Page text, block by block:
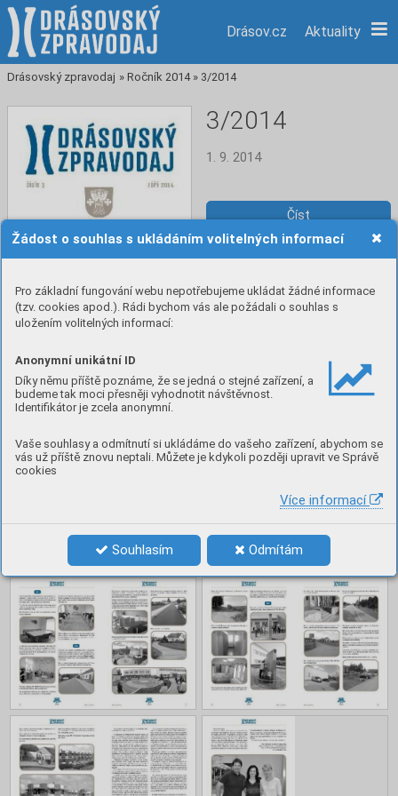
Žádost o souhlas s ukládáním volitelných informací
Pro základní fungování webu nepotřebujeme ukládat žádné informace
(tzv. cookies apod.). Rádi bychom vás ale požádali o souhlas s
uložením volitelných informací:
Anonymní unikátní ID
Díky němu příště poznáme, že se jedná o stejné zařízení, a
budeme tak moci přesněji vyhodnotit návštěvnost.
Identifikátor je zcela anonymní.
Vaše souhlasy a odmítnutí si ukládáme do vašeho zařízení, abychom se
vás už příště znovu neptali. Můžete je kdykoli později upravit ve Správě
cookies
Více informací
Souhlasím Odmítám
Drásov.cz Aktuality
Drásovský zpravodaj » Ročník 2014 » 3/2014
3/2014
1. 9. 2014
Číst
Obsah